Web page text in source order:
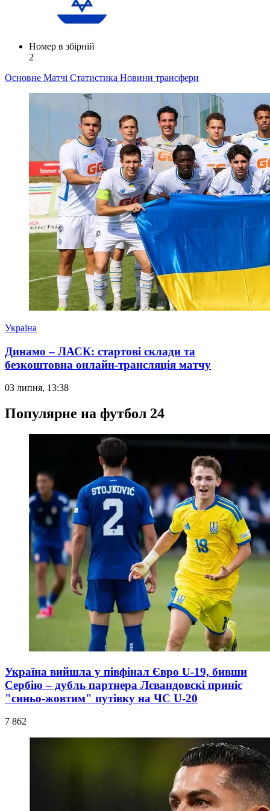
Номер в збірній
2
Основне Матчі Статистика Новини трансфери
Україна
Динамо – ЛАСК: стартові склади та
безкоштовна онлайн-трансляція матчу
03 липня, 13:38
Популярне на футбол 24
Україна вийшла у півфінал Євро U-19, бивши
Сербію – дубль партнера Лєвандовскі приніс
"синьо-жовтим" путівку на ЧС U-20
7 862